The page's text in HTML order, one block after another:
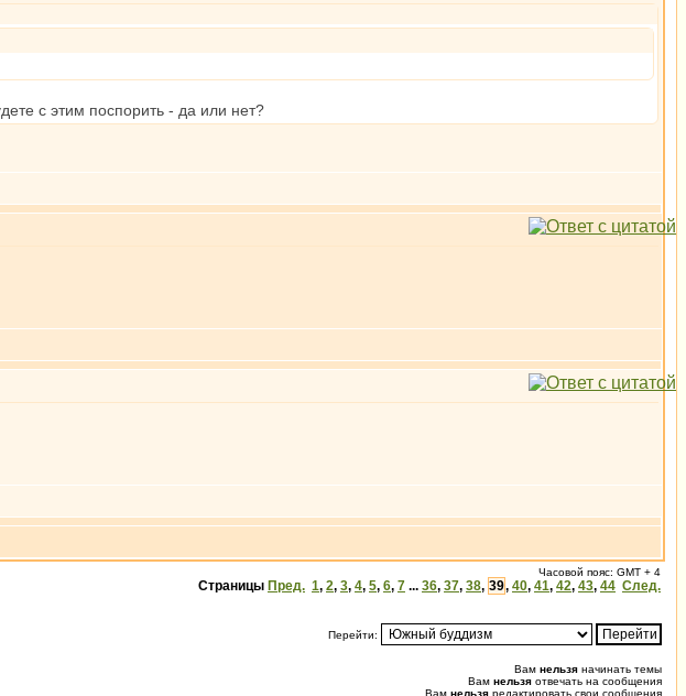
с этим поспорить - да или нет?
Часовой пояс: GMT + 4
Страницы Пред. 1, 2, 3, 4, 5, 6, 7 ... 36, 37, 38, 39, 40, 41, 42, 43, 44 След.
Перейти:
Вам нельзя начинать темы
Вам нельзя отвечать на сообщения
Вам нельзя редактировать свои сообщения